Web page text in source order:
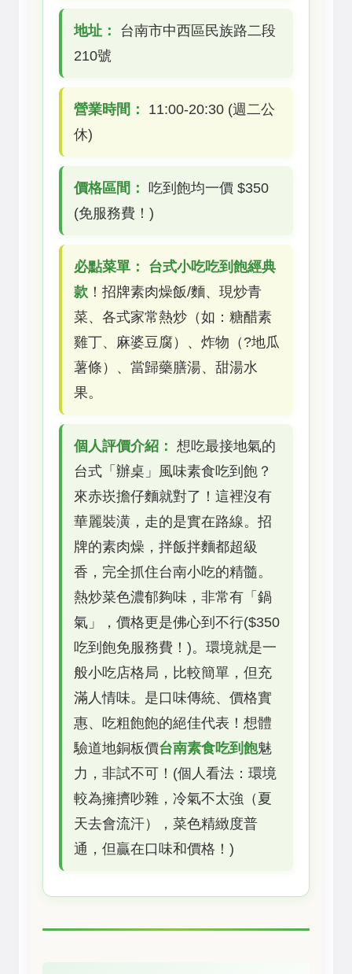
地址：
台南市中西區民族路二段
210號
營業時間：
11:00-20:30 (週二公
休)
價格區間： 吃到飽均一價 $350
(免服務費！)
必點菜單：
台式小吃吃到飽經典
款 ！招牌素肉燥飯/麵、現炒青
菜、各式家常熱炒（如：糖醋素
雞丁、麻婆豆腐）、炸物（?地瓜
薯條）、當歸藥膳湯、甜湯水
果。
個人評價介紹： 想吃最接地氣的
台式「辦桌」風味素食吃到飽？
來赤崁擔仔麵就對了！這裡沒有
華麗裝潢，走的是實在路線。招
牌的素肉燥，拌飯拌麵都超級
香，完全抓住台南小吃的精髓。
熱炒菜色濃郁夠味，非常有「鍋
氣」，價格更是佛心到不行($350
吃到飽免服務費！)。環境就是一
般小吃店格局，比較簡單，但充
滿人情味。是口味傳統、價格實
惠、吃粗飽飽的絕佳代表！想體
驗道地銅板價台南素食吃到飽魅
力，非試不可！(個人看法：環境
較為擁擠吵雜，冷氣不太強（夏
天去會流汗），菜色精緻度普
通，但贏在口味和價格！)